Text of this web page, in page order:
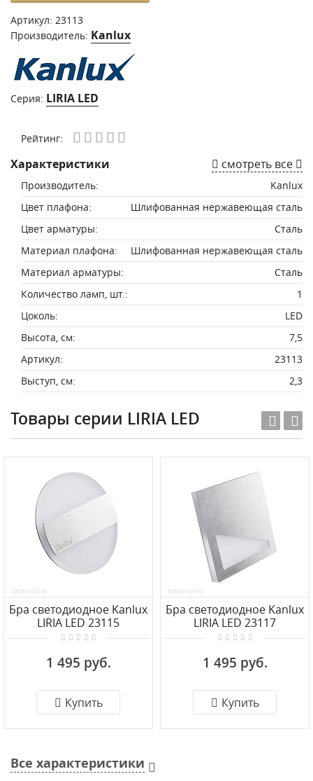
Артикул: 23113
Производитель: Kanlux
Серия: LIRIA LED
Рейтинг:
Характеристики смотреть все
Производитель:
Kanlux
Цвет плафона:
Шлифованная нержавеющая сталь
Цвет арматуры:
Сталь
Материал плафона:
Шлифованная нержавеющая сталь
Материал арматуры:
Сталь
Количество ламп, шт.:
1
Цоколь:
LED
Высота, см:
7,5
Артикул:
23113
Выступ, см:
2,3
Товары серии LIRIA LED
Бра светодиодное Kanlux
LIRIA LED 23115
1 495 руб.
Купить
Бра светодиодное Kanlux
LIRIA LED 23117
1 495 руб.
Купить
Все характеристики